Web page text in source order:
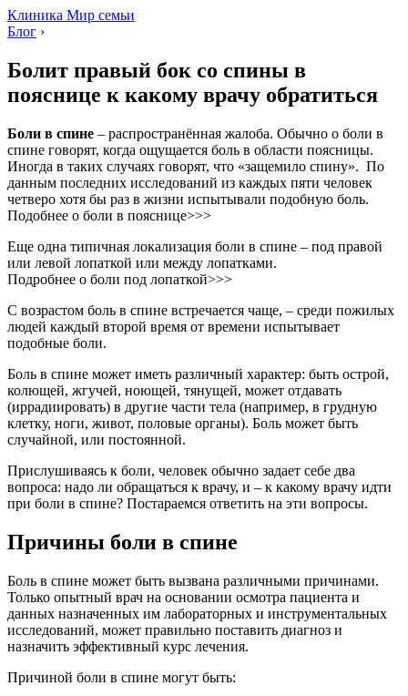
Клиника Мир семьи
Блог ›
Болит правый бок со спины в
пояснице к какому врачу обратиться
Боли в спине – распространённая жалоба. Обычно о боли в
спине говорят, когда ощущается боль в области поясницы.
Иногда в таких случаях говорят, что «защемило спину». По
данным последних исследований из каждых пяти человек
четверо хотя бы раз в жизни испытывали подобную боль.
Подобнее о боли в пояснице>>>
Еще одна типичная локализация боли в спине – под правой
или левой лопаткой или между лопатками.
Подробнее о боли под лопаткой>>>
С возрастом боль в спине встречается чаще, – среди пожилых
людей каждый второй время от времени испытывает
подобные боли.
Боль в спине может иметь различный характер: быть острой,
колющей, жгучей, ноющей, тянущей, может отдавать
(иррадиировать) в другие части тела (например, в грудную
клетку, ноги, живот, половые органы). Боль может быть
случайной, или постоянной.
Прислушиваясь к боли, человек обычно задает себе два
вопроса: надо ли обращаться к врачу, и – к какому врачу идти
при боли в спине? Постараемся ответить на эти вопросы.
Причины боли в спине
Боль в спине может быть вызвана различными причинами.
Только опытный врач на основании осмотра пациента и
данных назначенных им лабораторных и инструментальных
исследований, может правильно поставить диагноз и
назначить эффективный курс лечения.
Причиной боли в спине могут быть: